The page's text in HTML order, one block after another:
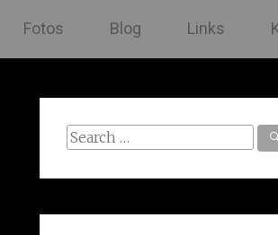
Fotos Blog Links
Search